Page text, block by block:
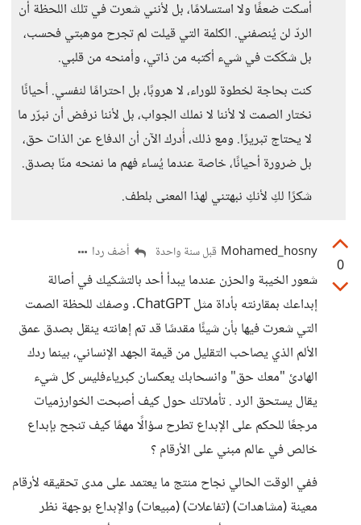
أسكت ضعفًا ولا استسلامًا، بل لأنني شعرت في تلك اللحظة أن
الردّ لن يُنصفني. الكلمة التي قيلت لم تجرح موهبتي فحسب،
بل شكّكت في شيء أكتبه من ذاتي، وأمنحه من قلبي.
كنت بحاجة لخطوة للوراء، لا هروبًا، بل احترامًا لنفسي. أحيانًا
نختار الصمت لا لأننا لا نملك الجواب، بل لأننا نرفض أن نبرّر ما
لا يحتاج تبريرًا. ومع ذلك، أُدرك الآن أن الدفاع عن الذات حق،
بل ضرورة أحيانًا، خاصة عندما يُساء فهم ما نمنحه منّا بصدق.
شكرًا لكِ لأنكِ نبهتني لهذا المعنى بلطف.
0
Mohamed_hosny قبل سنة واحدة أضف ردا
شعور الخيبة والحزن عندما يبدأ أحد بالتشكيك في أصالة
إبداعك بمقارنته بأداة مثل ChatGPT. وصفك للحظة الصمت
التي شعرت فيها بأن شيئًا مقدسًا قد تم إهانته ينقل بصدق عمق
الألم الذي يصاحب التقليل من قيمة الجهد الإنساني، بينما ردك
الهادئ "معك حق" وانسحابك يعكسان كبرياءفليس كل شيء
يقال يستحق الرد . تأملاتك حول كيف أصبحت الخوارزميات
مرجعًا للحكم على الإبداع تطرح سؤالًا مهمًا كيف تنجح بإبداع
خالص في عالم مبني على الأرقام ؟
ففي الوقت الحالي نجاح منتج ما يعتمد على مدى تحقيقه لأرقام
معينة (مشاهدات) (تفاعلات) (مبيعات) والإبداع بوجهة نظر